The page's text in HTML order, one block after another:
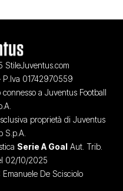
P.Iva 01742970559
a Juventus Football
proprietà di Juventus
S.p.A.
Serie A Goal Aut. Trib.
02/10/2025
Emanuele De Scisciolo